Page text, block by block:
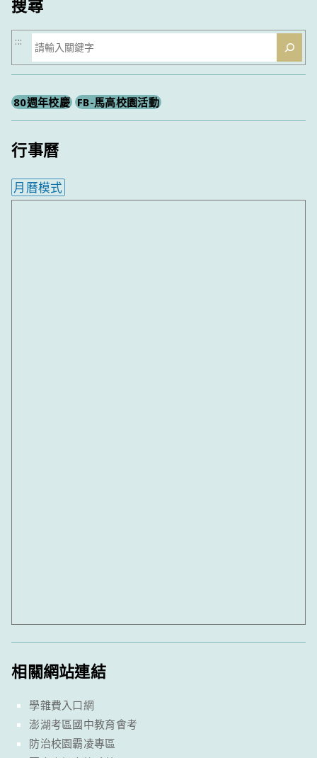
搜尋
搜
尋
:::
80週年校慶 FB-馬高校園活動
行事曆
月曆模式
相關網站連結
學雜費入口網
澎湖考區國中教育會考
防治校園霸凌專區